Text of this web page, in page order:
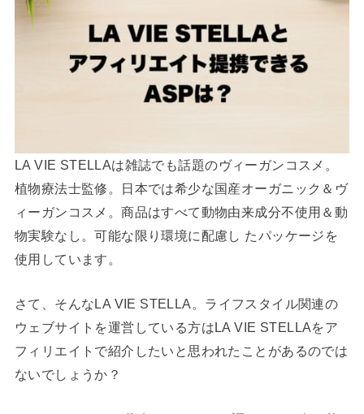
LA VIE STELLAは雑誌でも話題のヴィーガンコスメ。
植物療法士監修。日本では希少な国産オーガニック＆ヴ
ィーガンコスメ。商品はすべて動物由来成分不使用＆動
物実験なし。可能な限り環境に配慮し たパッケージを
使用しています。
さて、そんなLA VIE STELLA。ライフスタイル関連の
ウェブサイトを運営している方はLA VIE STELLAをア
フィリエイトで紹介したいと思われたことがあるのでは
ないでしょうか？